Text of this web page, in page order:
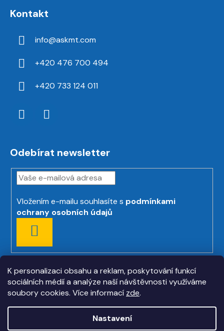
K personalizaci obsahu a reklam, poskytování funkcí
sociálních médií a analýze naší návštěvnosti využíváme
soubory cookies. Více informací zde.
Nastavení
Kontakt
info@askmt.com
+420 476 700 494
+420 733 124 011
Odebírat newsletter
Vložením e-mailu souhlasíte s podmínkami
ochrany osobních údajů
SE